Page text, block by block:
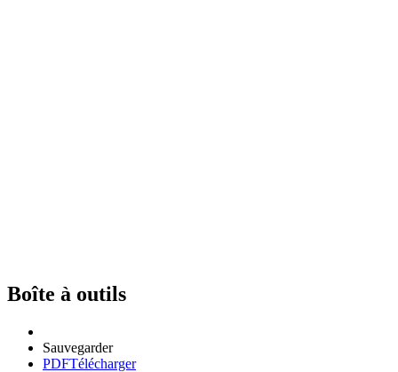
Boîte à outils
Sauvegarder
PDFTélécharger